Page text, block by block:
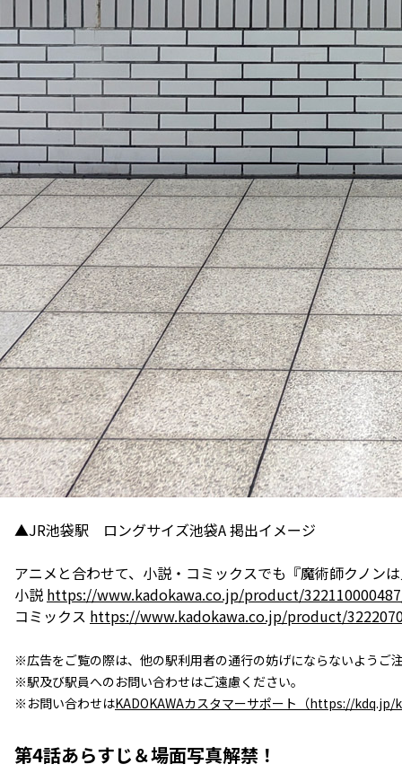
▲JR池袋駅 ロングサイズ池袋A 掲出イメージ
アニメと合わせて、小説・コミックスでも『魔術師クノン
小説 https://www.kadokawa.co.jp/product/
コミックス https://www.kadokawa.co.jp/product/
※広告をご覧の際は、他の駅利用者の通行の妨げにならないようご
※駅及び駅員へのお問い合わせはご遠慮ください。
※お問い合わせはKADOKAWAカスタマーサポート（https://
第4話あらすじ＆場面写真解禁！